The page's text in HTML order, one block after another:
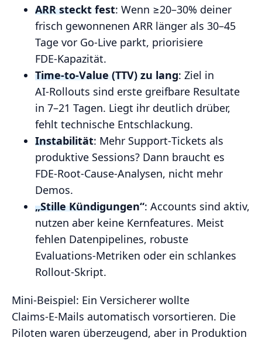
ARR steckt fest: Wenn ≥20–30% deiner
frisch gewonnenen ARR länger als 30–45
Tage vor Go‑Live parkt, priorisiere
FDE‑Kapazität.
Time‑to‑Value (TTV) zu lang: Ziel in
AI‑Rollouts sind erste greifbare Resultate
in 7–21 Tagen. Liegt ihr deutlich drüber,
fehlt technische Entschlackung.
Instabilität: Mehr Support‑Tickets als
produktive Sessions? Dann braucht es
FDE‑Root‑Cause‑Analysen, nicht mehr
Demos.
„Stille Kündigungen“: Accounts sind aktiv,
nutzen aber keine Kernfeatures. Meist
fehlen Datenpipelines, robuste
Evaluations‑Metriken oder ein schlankes
Rollout‑Skript.
Mini‑Beispiel: Ein Versicherer wollte
Claims‑E‑Mails automatisch vorsortieren. Die
Piloten waren überzeugend, aber in Produktion